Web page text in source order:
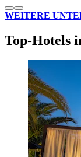
WEITERE
Top-Hotels